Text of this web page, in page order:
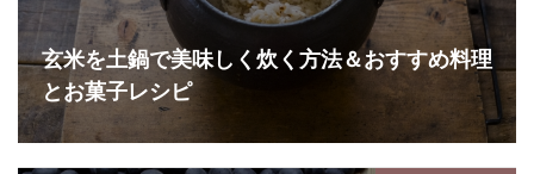
玄米を土鍋で美味しく炊く方法＆おすすめ料理
とお菓子レシピ